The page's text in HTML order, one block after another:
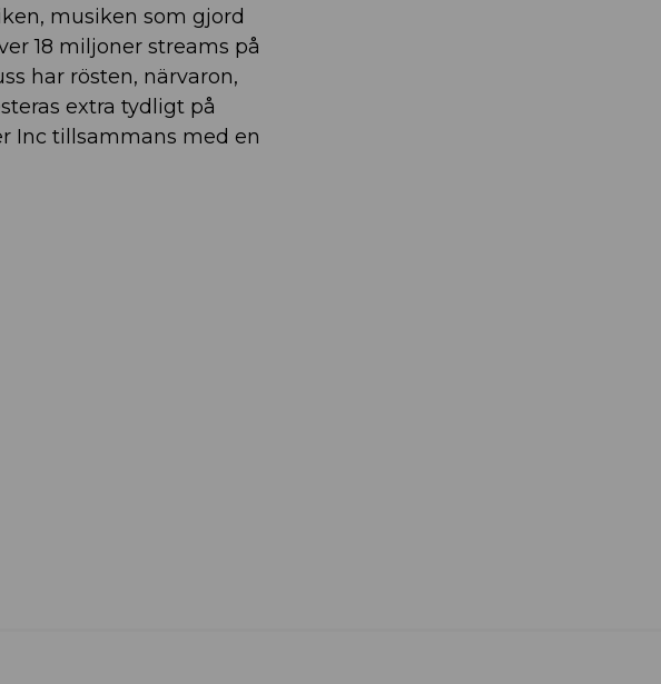
musiken som gjord
18 miljoner streams på
har rösten, närvaron,
extra tydligt på
Inc tillsammans med en